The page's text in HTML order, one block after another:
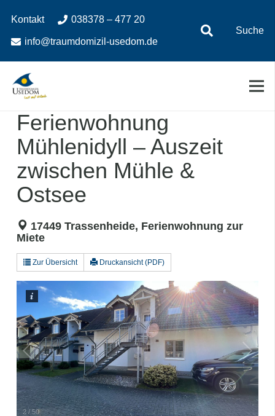
Inhalt
springen
Navigation
springen
Kontakt 038378 – 477 20
info@traumdomizil-usedom.de
Suche
Ferienwohnung
Mühlenidyll – Auszeit
zwischen Mühle &
Ostsee
17449 Trassenheide, Ferienwohnung zur
Miete
Zur Übersicht Druckansicht (PDF)
3 /50